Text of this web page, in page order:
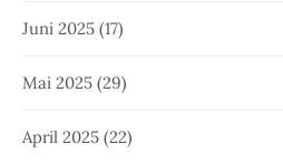
Juni 2025 (17)
Mai 2025 (29)
April 2025 (22)